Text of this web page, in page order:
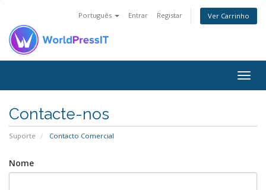
Português Entrar Registar Ver Carrinho
Contacte-nos
Suporte Contacto Comercial
Nome